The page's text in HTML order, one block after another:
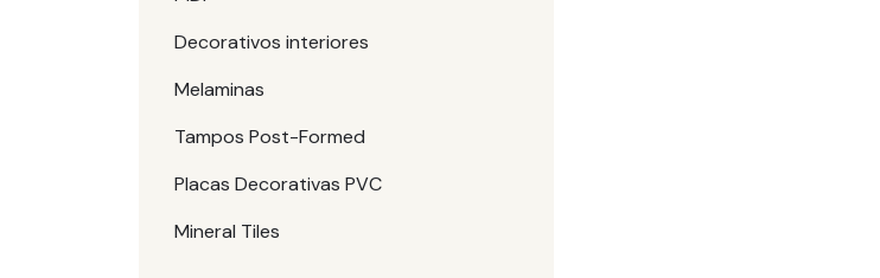
Decorativos interiores
Melaminas
Tampos Post-Formed
Placas Decorativas PVC
Mineral Tiles